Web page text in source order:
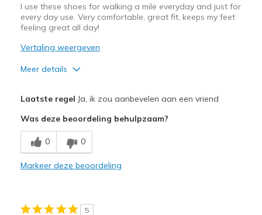
I use these shoes for walking a mile everyday and just for
every day use. Very comfortable, great fit, keeps my feet
feeling great all day!
Vertaling weergeven
Meer details
Breathe Well
Comfortable
Laatste regel Ja, ik zou aanbevelen aan een vriend
Was deze beoordeling behulpzaam?
0 0
Markeer deze beoordeling
5